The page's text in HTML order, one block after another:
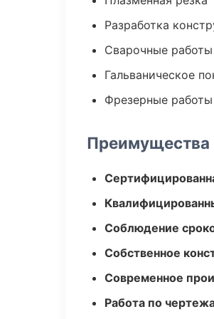
Разработка
Сварочные работы
Гальваническое
Фрезерные работы
Преимущества
Соблюдение
Собственное
Современное
Работа по